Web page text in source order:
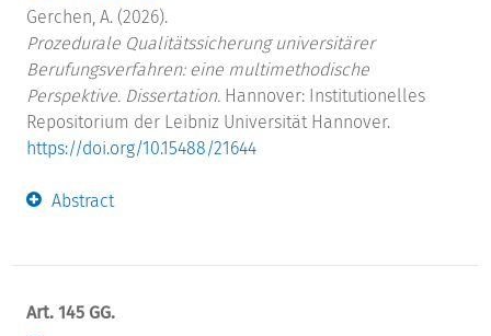
Gerchen, A. (2026).
Prozedurale Qualitätssicherung universitärer
Berufungsverfahren: eine multimethodische
Perspektive. Dissertation. Hannover: Institutionelles
Repositorium der Leibniz Universität Hannover.
https://doi.org/10.15488/21644
Abstract
Art. 145 GG.